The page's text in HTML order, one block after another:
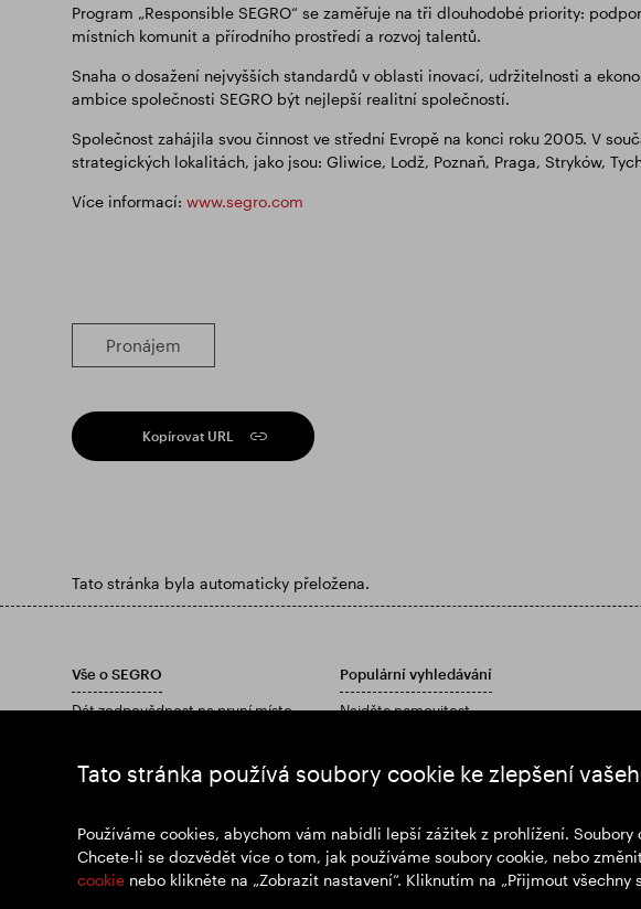
Tato stránka používá soubory cookie ke zlepšení
Používáme cookies, abychom vám nabídli lepší zážitek z prohlížení.
Chcete-li se dozvědět více o tom, jak používáme soubory cookie, nebo
cookienebo klikněte na „Zobrazit nastavení“. Kliknutím na „Přijmout
Program „Responsible SEGRO“ se zaměřuje na tři dlouhodobé priority:
místních komunit a přírodního prostředí a rozvoj talentů.
Snaha o dosažení nejvyšších standardů v oblasti inovací, udržitelnosti a
ambice společnosti SEGRO být nejlepší realitní společností.
Společnost zahájila svou činnost ve střední Evropě na konci roku 2005. V
strategických lokalitách, jako jsou: Gliwice, Lodž, Poznaň, Praga, Stryków,
Více informací: www.segro.com
Pronájem
Kopírovat URL
Tato stránka byla automaticky přeložena.
Vše o SEGRO
Dát zodpovědnost na první místo
Postřehy
Populární vyhledávání
Najděte nemovitost
Stáhněte si naši výroční zprávu a účetní